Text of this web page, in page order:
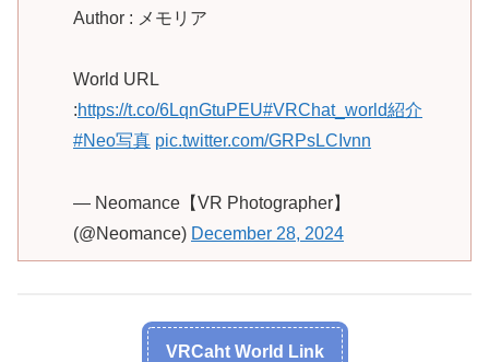
Author : メモリア
World URL
:https://t.co/6LqnGtuPEU#VRChat_world紹介
#Neo写真 pic.twitter.com/GRPsLCIvnn
— Neomance【VR Photographer】
(@Neomance) December 28, 2024
VRCaht World Link